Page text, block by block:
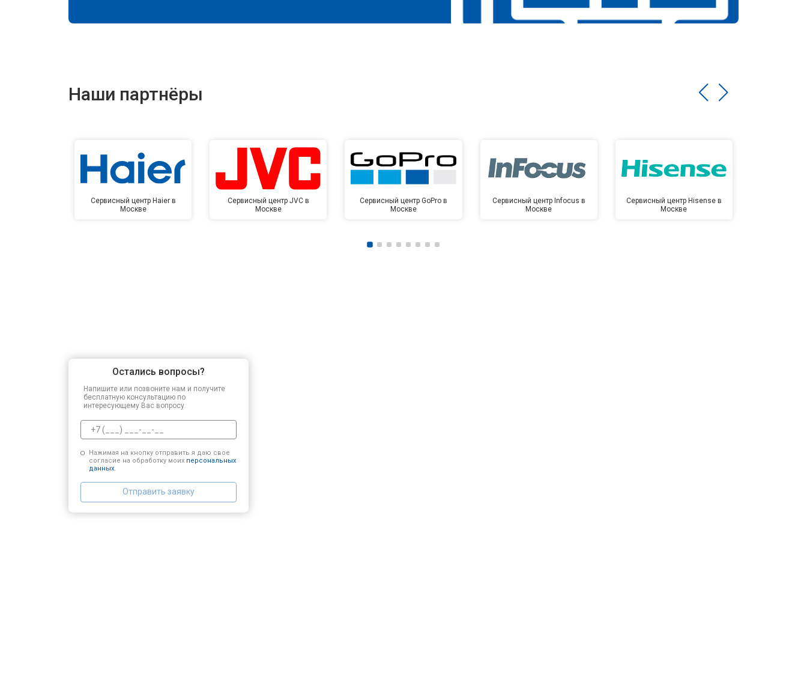
Наши партнёры
Сервисный центр Haier в
Москве
Сервисный центр JVC в
Москве
Сервисный центр GoPro в
Москве
Сервисный центр Infocus в
Москве
Сервисный центр Hisense в
Москве
Остались вопросы?
Напишите или позвоните нам и получите
бесплатную консультацию по
интересующему Вас вопросу.
Нажимая на кнопку отправить я даю свое
согласие на обработку моих персональных
данных.
Отправить заявку